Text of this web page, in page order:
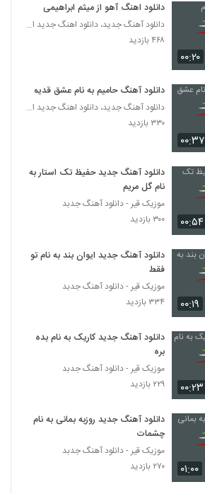
مهران عزیزی آهنگ لیلای من
مسلم پورقاسمی آهنگ خدای من
آهنگ تهران بارونی از شهاب رضایی(پاپ)
۲۹۲ بازدید
موزیک زیبای در چه حالی از حسین دارابی
آهنگ خودم فداییتم از کیان اکبری(پاپ)
۳۷۲ بازدید
دانلود آهنگ نیمه ی پنهان از امیرحسین
افتخاری
۶۴۰ بازدید
دانلود آهنگ حامد حسینی سکوت غریب
عشق یعنی
دانلود آهنگ جدید و زیبای صالح صالحی با نام
ببین هوارو
۰۰:۲۰
دانلود اهنگ آهو از میثم ابراهیمی
دانلود آهنگ جدید، دانلود اهنگ جدید ایرانی
۴۶۸ بازدید
۰۰:۳۷
دانلود آهنگ حامیم به نام عشق قدیمی
دانلود آهنگ جدید، دانلود اهنگ جدید ایرانی
۳۳۰ بازدید
۰۰:۵۴
دانلود آهنگ جدید حفیظ تک استار به
نام گل مریم
موزیک قیر - دانلود آهنگ جدبد
۳۰۰ بازدید
۰۰:۱۹
دانلود آهنگ جدید ایوان بند به نام تو
فقط
موزیک قیر - دانلود آهنگ جدبد
۳۳۴ بازدید
۰۰:۲۳
دانلود آهنگ جدید کاریک به نام بده
بره
موزیک قیر - دانلود آهنگ جدبد
۲۲۹ بازدید
۰۱:۰۰
دانلود آهنگ جدید روزبه بمانی به نام
چشمات
موزیک قیر - دانلود آهنگ جدبد
۲۷۰ بازدید